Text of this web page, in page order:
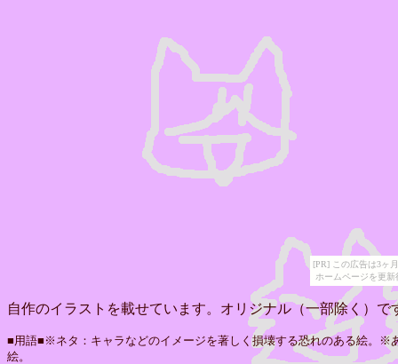
[PR] この広告は3ヶ
ホームページを更
自作のイラストを載せています。オリジナル（一部除く）
■用語■※ネタ：キャラなどのイメージを著しく損壊する恐れのある絵。
絵。